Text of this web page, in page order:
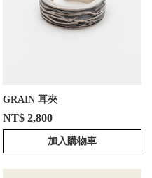
GRAIN 耳夾
NT$ 2,800
加入購物車